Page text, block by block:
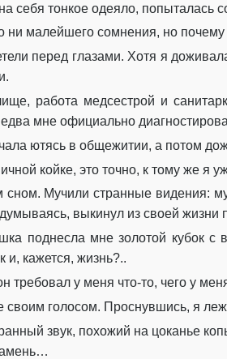
себя тонкое одеяло, попыталась
ни малейшего сомнения, но
перед глазами. Хотя я
работа медсестрой и
мне официально
ютясь в общежитии, а потом
койке, это точно, к тому же я
Мучили странные видения:
выкинул из своей жизни
поднесла мне золотой кубок
и, кажется, жизнь?..
требовал у меня что-то, чего у
голосом. Проснувшись, я
звук, похожий на цоканье